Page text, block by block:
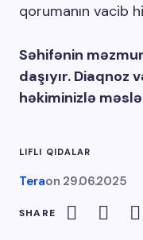
qorumanın vacib
Səhifənin
daşıyır.
həkiminizlə
LIFLI QIDALAR
Teraon 29.06.2025
SHARE